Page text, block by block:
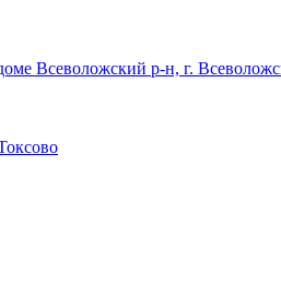
Всеволожский р-н, г.